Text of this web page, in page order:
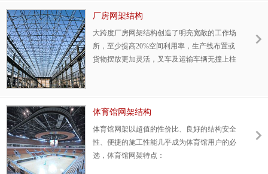
到设计院、总包、业主、铁总等多方面的青
睐。
厂房网架结构
大跨度厂房网架结构创造了明亮宽敞的工作场
所，至少提高20%空间利用率，生产线布置或
货物摆放更加灵活，叉车及运输车辆无撞上柱
1：跨度大，70米以下无中间柱
2：开间大，中间柱距20~30米
3：自重轻，性价比高
4：安装便捷，工期短，一天1000~3000平方米
体育馆网架结构
体育馆网架以超值的性价比、良好的结构安全
性、便捷的施工性能几乎成为体育馆用户的必
选，体育馆网架特点：